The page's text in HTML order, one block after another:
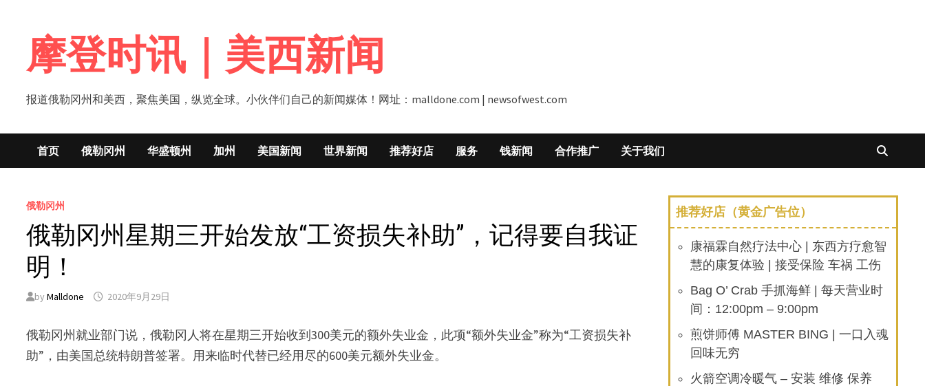
content摩登时讯｜美西新闻
报道俄勒冈州和美西，聚焦美国，纵览全球。小伙伴们自己的新闻媒体！网址：malldone.com | newsofwest.com
首页 俄勒冈州 华盛顿州 加州 美国新闻 世界新闻 推荐好店 服务 钱新闻 合作推广 关于我们
俄勒冈州
俄勒冈州星期三开始发放“工资损失补助”，记得要自我证
明！
byMalldone 2020年9月29日
俄勒冈州就业部门说，俄勒冈人将在星期三开始收到300美元的额外失业金，此项“额外失业金”称为“工资损失补
助”，由美国总统特朗普签署。用来临时代替已经用尽的600美元额外失业金。
推荐好店（黄金广告位）
康福霖自然疗法中心 | 东西方疗愈智
慧的康复体验 | 接受保险 车祸 工伤
Bag O’ Crab 手抓海鲜 | 每天营业时
间：12:00pm – 9:00pm
煎饼师傅 MASTER BING | 一口入魂
回味无穷
火箭空调冷暖气 – 安装 维修 保养